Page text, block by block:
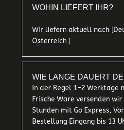
WOHIN LIEFERT IHR?
Wir liefern aktuell nach
Österreich ]
WIE LANGE DAUERT
In der Regel 1–2 Werktage
Frische Ware versenden
Stunden mit Go Express,
Bestellung Eingang bis 13